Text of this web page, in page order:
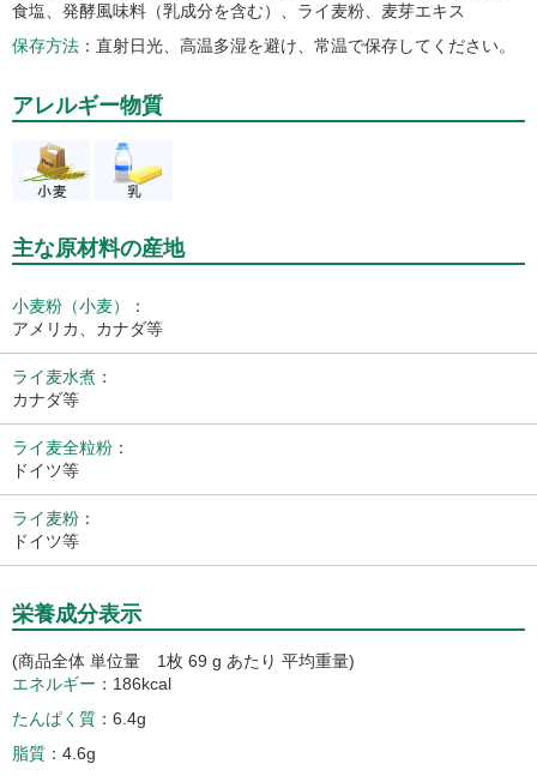
食塩、発酵風味料（乳成分を含む）、ライ麦粉、麦芽エキス
保存方法
直射日光、高温多湿を避け、常温で保存してください。
アレルギー物質
主な原材料の産地
小麦粉（小麦）
：
アメリカ、カナダ等
ライ麦水煮 ：
カナダ等
ライ麦全粒粉 ：
ドイツ等
ライ麦粉 ：
ドイツ等
栄養成分表示
(商品全体 単位量 1枚 69 g あたり 平均重量)
エネルギー
186kcal
たんぱく質
6.4g
脂質
4.6g